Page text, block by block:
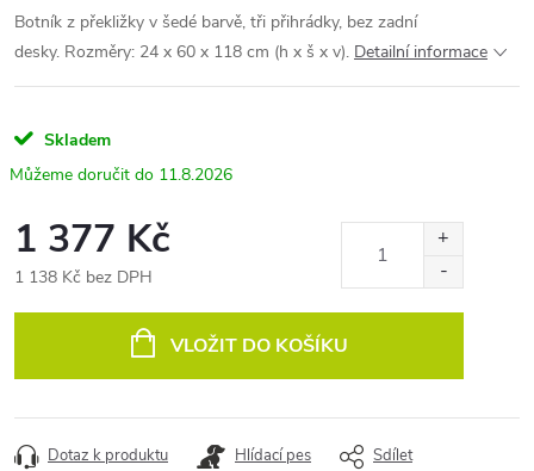
Botník z překližky v šedé barvě, tři přihrádky, bez zadní
desky. Rozměry: 24 x 60 x 118 cm (h x š x v). Detailní informace
Skladem
11.8.2026
1 377 Kč
1 138 Kč bez DPH
VLOŽIT DO KOŠÍKU
Dotaz k produktu Hlídací pes Sdílet